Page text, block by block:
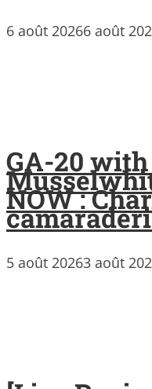
6 août 20266 août
GA-20
NOW :
5 août 20263 août